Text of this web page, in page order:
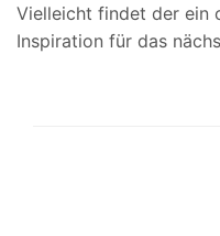
Vielleicht findet der ein
Inspiration für das